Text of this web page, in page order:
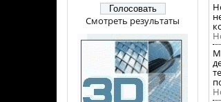
Смотреть результаты